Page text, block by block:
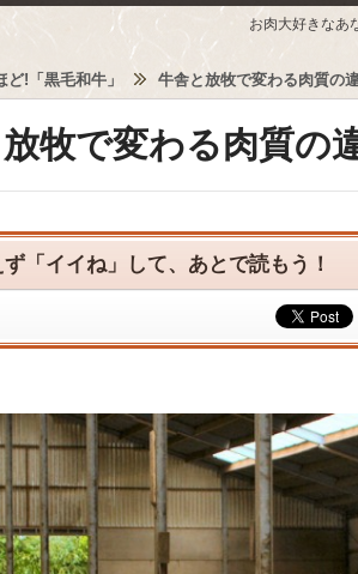
お肉大好きなあ
ど!「黒毛和牛」 牛舎と放牧で変わる肉質の
牧で変わる肉質の
ず「イイね」して、あとで読もう！